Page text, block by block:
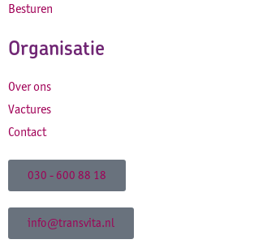
Besturen
Organisatie
Over ons
Vactures
Contact
030 - 600 88 18
info@transvita.nl